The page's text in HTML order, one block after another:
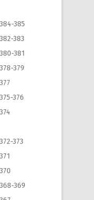
385
383
381
379
376
373
369